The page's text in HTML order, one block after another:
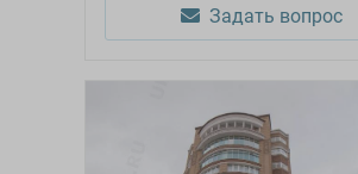
Задать вопрос